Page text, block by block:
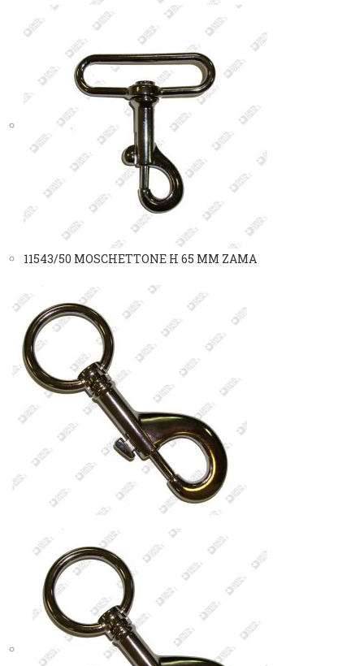
11543/50 MOSCHETTONE H 65 MM ZAMA